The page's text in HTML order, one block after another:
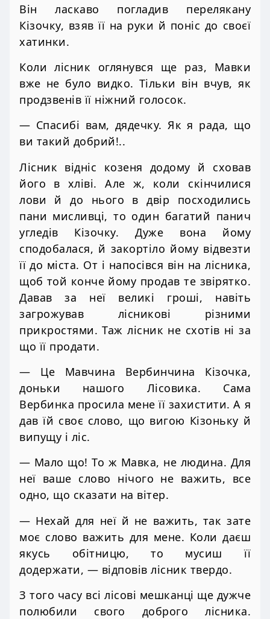
Він ласкаво погладив перелякану
Кізочку, взяв її на руки й поніс до своєї
хатинки.
Коли лісник оглянувся ще раз, Мавки
вже не було видко. Тільки він вчув, як
продзвенів її ніжний голосок.
— Спасибі вам, дядечку. Як я рада, що
ви такий добрий!..
Лісник відніс козеня додому й сховав
його в хліві. Але ж, коли скінчилися
лови й до нього в двір посходились
пани мисливці, то один багатий панич
угледів Кізочку. Дуже вона йому
сподобалася, й закортіло йому відвезти
її до міста. От і напосівся він на лісника,
щоб той конче йому продав те звірятко.
Давав за неї великі гроші, навіть
загрожував лісникові різними
прикростями. Таж лісник не схотів ні за
що її продати.
— Це Мавчина Вербинчина Кізочка,
доньки нашого Лісовика. Сама
Вербинка просила мене її захистити. А я
дав їй своє слово, що вигою Кізоньку й
випущу і ліс.
— Мало що! То ж Мавка, не людина. Для
неї ваше слово нічого не важить, все
одно, що сказати на вітер.
— Нехай для неї й не важить, так зате
моє слово важить для мене. Коли даєш
якусь обітницю, то мусиш її
додержати, — відповів лісник твердо.
З того часу всі лісові мешканці ще дужче
полюбили свого доброго лісника.